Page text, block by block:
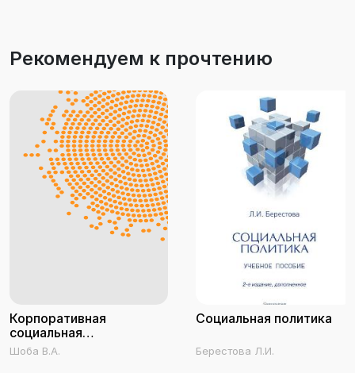
Рекомендуем к прочтению
Корпоративная
социальная
ответственность
Шоба В.А.
Социальная политика
Берестова Л.И.